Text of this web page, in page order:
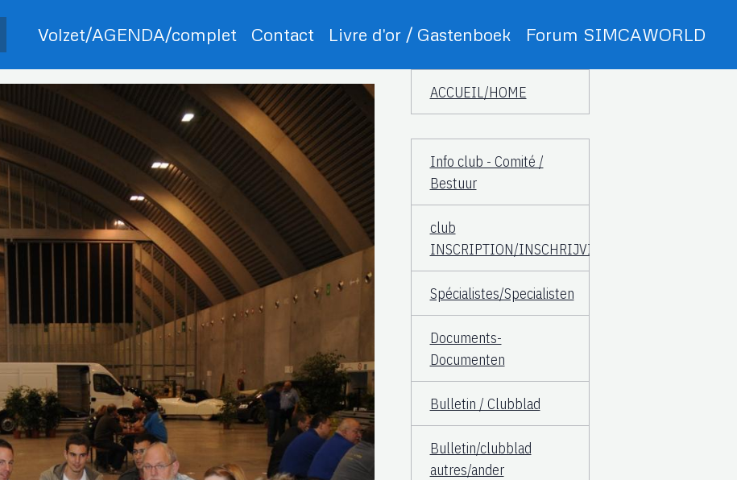
Volzet/AGENDA/complet Contact Livre d'or / Gastenboek Forum SIMCAWORLD
ACCUEIL/HOME
Info club - Comité /
Bestuur
club
INSCRIPTION/INSCHRIJVING
Spécialistes/Specialisten
Documents-
Documenten
Bulletin / Clubblad
Bulletin/clubblad
autres/ander